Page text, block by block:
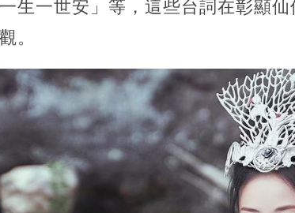
生一世安」等，這些台詞在彰顯
。